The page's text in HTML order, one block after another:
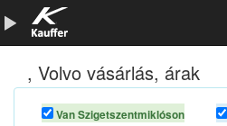
Szerszámkatalógus
Kosár
, Volvo vásárlás, árak
Van Szigetszentmiklóson